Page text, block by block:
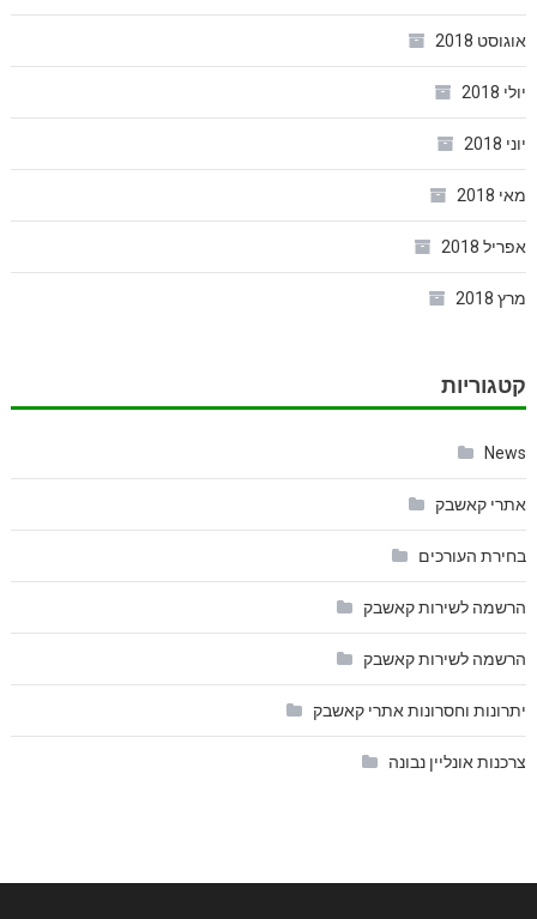
אוגוסט 2018
יולי 2018
יוני 2018
מאי 2018
אפריל 2018
מרץ 2018
קטגוריות
News
אתרי קאשבק
בחירת העורכים
הרשמה לשירות קאשבק
הרשמה לשירות קאשבק
יתרונות וחסרונות אתרי קאשבק
צרכנות אונליין נבונה